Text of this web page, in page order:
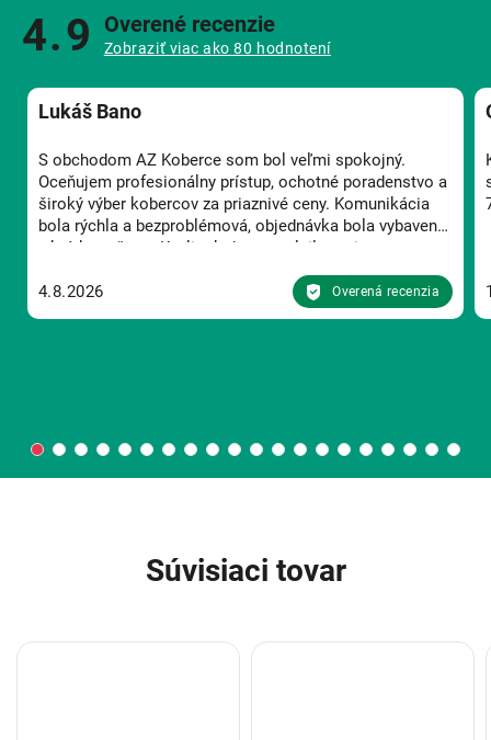
Súvisiaci tovar
4.9 Overené recenzie
Zobraziť viac ako 80 hodnotení
Lukáš Bano
S obchodom AZ Koberce som bol veľmi spokojný.
Oceňujem profesionálny prístup, ochotné poradenstvo a
široký výber kobercov za priaznivé ceny. Komunikácia
bola rýchla a bezproblémová, objednávka bola vybavená
v krátkom čase. Kvalita koberca splnila moje
kto hľadá kvalitné podlahové riešenia.
4.8.2026 Overená recenzia